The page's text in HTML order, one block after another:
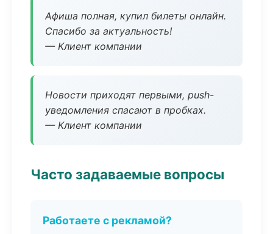
Афиша полная, купил билеты онлайн.
Спасибо за актуальность!
— Клиент компании
Новости приходят первыми, push-
уведомления спасают в пробках.
— Клиент компании
Часто задаваемые вопросы
Работаете с рекламой?